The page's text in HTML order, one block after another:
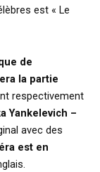
est « Le
de
la partie
respectivement
Yankelevich –
avec des
est en